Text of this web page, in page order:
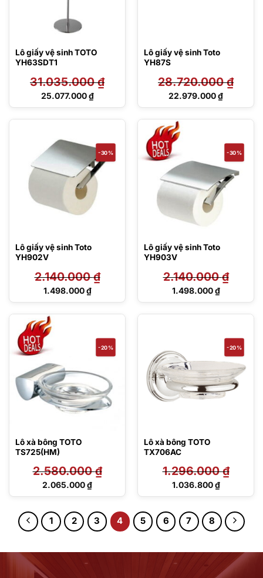
Lô giấy vệ sinh TOTO
YH63SDT1
31.035.000₫
Giá
25.077.000₫
Giá
25.077.000 ₫.
Lô giấy vệ sinh Toto
YH87S
28.720.000₫
Giá
22.979.000₫
Giá
22.979.000 ₫.
-30%
Lô giấy vệ sinh Toto
YH902V
2.140.000₫
Giá
2.140.000 ₫.
1.498.000₫
Giá
1.498.000 ₫.
-30%
Lô giấy vệ sinh Toto
YH903V
2.140.000₫
Giá
2.140.000 ₫.
1.498.000₫
Giá
1.498.000 ₫.
-20%
Lô xà bông TOTO
TS725(HM)
2.580.000₫
Giá
2.580.000 ₫.
2.065.000₫
Giá
tại
là:
2.065.000 ₫.
-20%
Lô xà bông TOTO
TX706AC
1.296.000₫
Giá
1.296.000 ₫.
1.036.800₫
Giá
tại
là:
1.036.800 ₫.
1 2 3 4 5 6 7 8